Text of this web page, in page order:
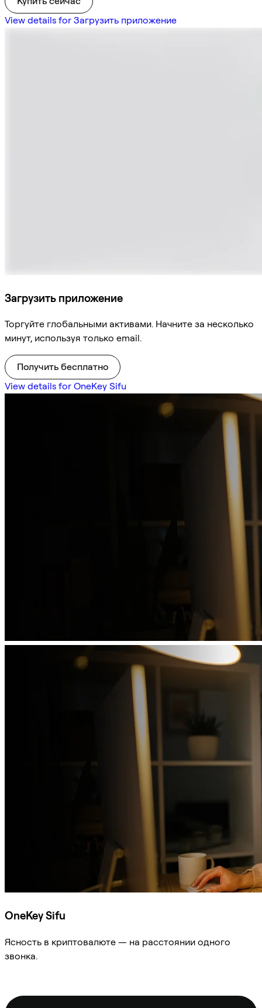
View details for Загрузить приложение
Загрузить приложение
Торгуйте глобальными активами. Начните за несколько
минут, используя только email.
Получить бесплатно
View details for OneKey Sifu
OneKey Sifu
Ясность в криптовалюте — на расстоянии одного
звонка.